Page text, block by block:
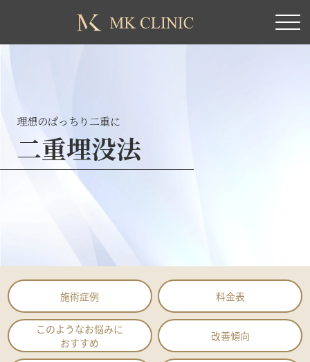
理想のぱっちり二重に
二重埋没法
施術症例 料金表
このようなお悩みに
おすすめ
改善傾向